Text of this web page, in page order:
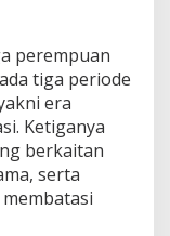
perempuan
tiga periode
era
Ketiganya
berkaitan
serta